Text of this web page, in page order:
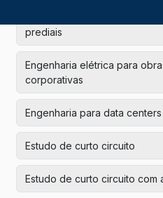
prediais
Engenharia elétrica para
corporativas
Engenharia para data centers
Estudo de curto circuito
Estudo de curto circuito com